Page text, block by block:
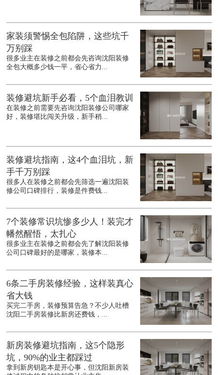
家装须警惕全包陷阱，这些坑千
万别踩
很多业主在装修之前都会先咨询沈阳装修
全包大概多少钱一平，省心省力...
装修避坑新手必看，5个血泪教训
在装修之前需要先咨询沈阳装修公司哪家
好，装修堪比闯关升级，新手稍...
装修避坑指南，这4个血泪坑，新
手千万别踩
很多人在装修之前都会先筛选一遍沈阳装
修公司口碑排行，装修是件费钱...
7个装修常识坑惨多少人！装完才
幡然醒悟，太扎心
很多业主在装修之前都会先了解沈阳装修
公司口碑最好的是哪家，装修本...
6条二手房装修经验，这样装真心
省大钱
买完二手房，装修预算告急？不少人吐槽
沈阳二手房装修比新房还费钱，...
新房装修避坑指南，这5个隐形
坑，90%的业主都踩过
拿到新房钥匙本是开心事，但沈阳新房装